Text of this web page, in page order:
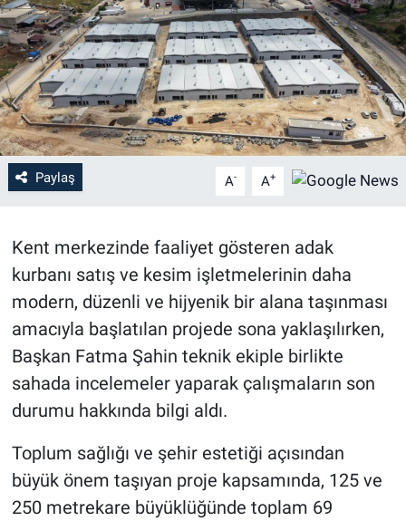
Paylaş A- A+
Kent merkezinde faaliyet gösteren adak
kurbanı satış ve kesim işletmelerinin daha
modern, düzenli ve hijyenik bir alana taşınması
amacıyla başlatılan projede sona yaklaşılırken,
Başkan Fatma Şahin teknik ekiple birlikte
sahada incelemeler yaparak çalışmaların son
durumu hakkında bilgi aldı.
Toplum sağlığı ve şehir estetiği açısından
büyük önem taşıyan proje kapsamında, 125 ve
250 metrekare büyüklüğünde toplam 69